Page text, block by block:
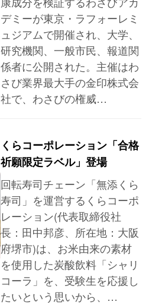
デミーが東京・ラフォーレミ
ュジアムで開催され、大学、
研究機関、一般市民、報道関
係者に公開された。主催はわ
さび業界最大手の金印株式会
社で、わさびの権威…
くらコーポレーション「合格
祈願限定ラベル」登場
回転寿司チェーン「無添くら
寿司」を運営するくらコーポ
レーション(代表取締役社
長：田中邦彦、所在地：大阪
府堺市)は、お米由来の素材
を使用した炭酸飲料「シャリ
コーラ」を、受験生を応援し
たいという思いから、…